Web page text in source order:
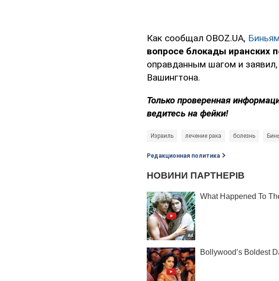
Как сообщал OBOZ.UA,
вопросе блокады иранских
оправданным шагом и
Вашингтона.
Только проверенная
ведитесь на фейки!
Израиль лечение рака болезнь
Редакционная политика